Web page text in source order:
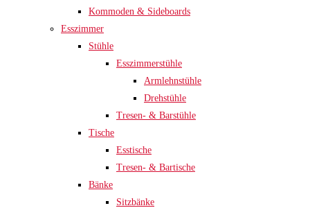
Kommoden & Sideboards
Esszimmer
Stühle
Esszimmerstühle
Armlehnstühle
Drehstühle
Tresen- & Barstühle
Tische
Esstische
Tresen- & Bartische
Bänke
Sitzbänke